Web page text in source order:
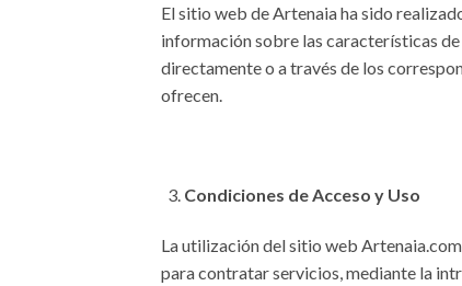
El sitio web de Artenaia ha sido
información sobre las características
directamente o a través de los
ofrecen.
Condiciones de Acceso y Uso
La utilización del sitio web
para contratar servicios, mediante la